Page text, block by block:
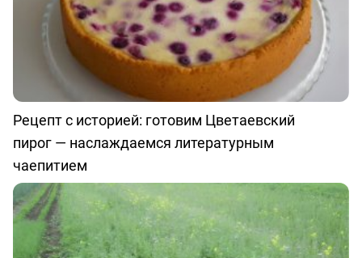
Рецепт с историей: готовим Цветаевский
пирог — наслаждаемся литературным
чаепитием